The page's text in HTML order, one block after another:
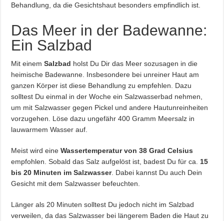
Behandlung, da die Gesichtshaut besonders empfindlich ist.
Das Meer in der Badewanne:
Ein Salzbad
Mit einemSalzbad holst Du Dir das Meer sozusagen in die
heimische Badewanne. Insbesondere bei unreiner Haut am
ganzen Körper ist diese Behandlung zu empfehlen. Dazu
solltest Du einmal in der Woche ein Salzwasserbad nehmen,
um mit Salzwasser gegen Pickel und andere Hautunreinheiten
vorzugehen. Löse dazu ungefähr 400 Gramm Meersalz in
lauwarmem Wasser auf.
Meist wird eineWassertemperatur von 38 Grad Celsius
empfohlen. Sobald das Salz aufgelöst ist, badest Du für ca. 15
bis 20 Minuten im Salzwasser. Dabei kannst Du auch Dein
Gesicht mit dem Salzwasser befeuchten.
Länger als 20 Minuten solltest Du jedoch nicht im Salzbad
verweilen, da das Salzwasser bei längerem Baden die Haut zu